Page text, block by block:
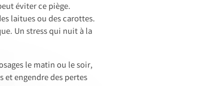
éviter ce piège.
laitues ou des carottes.
Un stress qui nuit à la
le matin ou le soir,
et engendre des pertes